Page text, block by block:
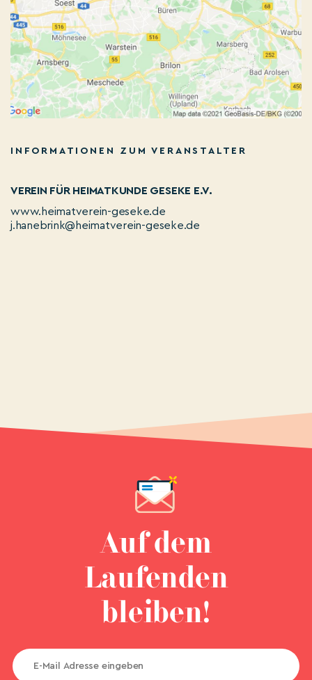
INFORMATIONEN ZUM VERANSTALTER
VEREIN FÜR HEIMATKUNDE GESEKE E.V.
www.heimatverein-geseke.de
j.hanebrink@heimatverein-geseke.de
Auf dem
Laufenden
bleiben!